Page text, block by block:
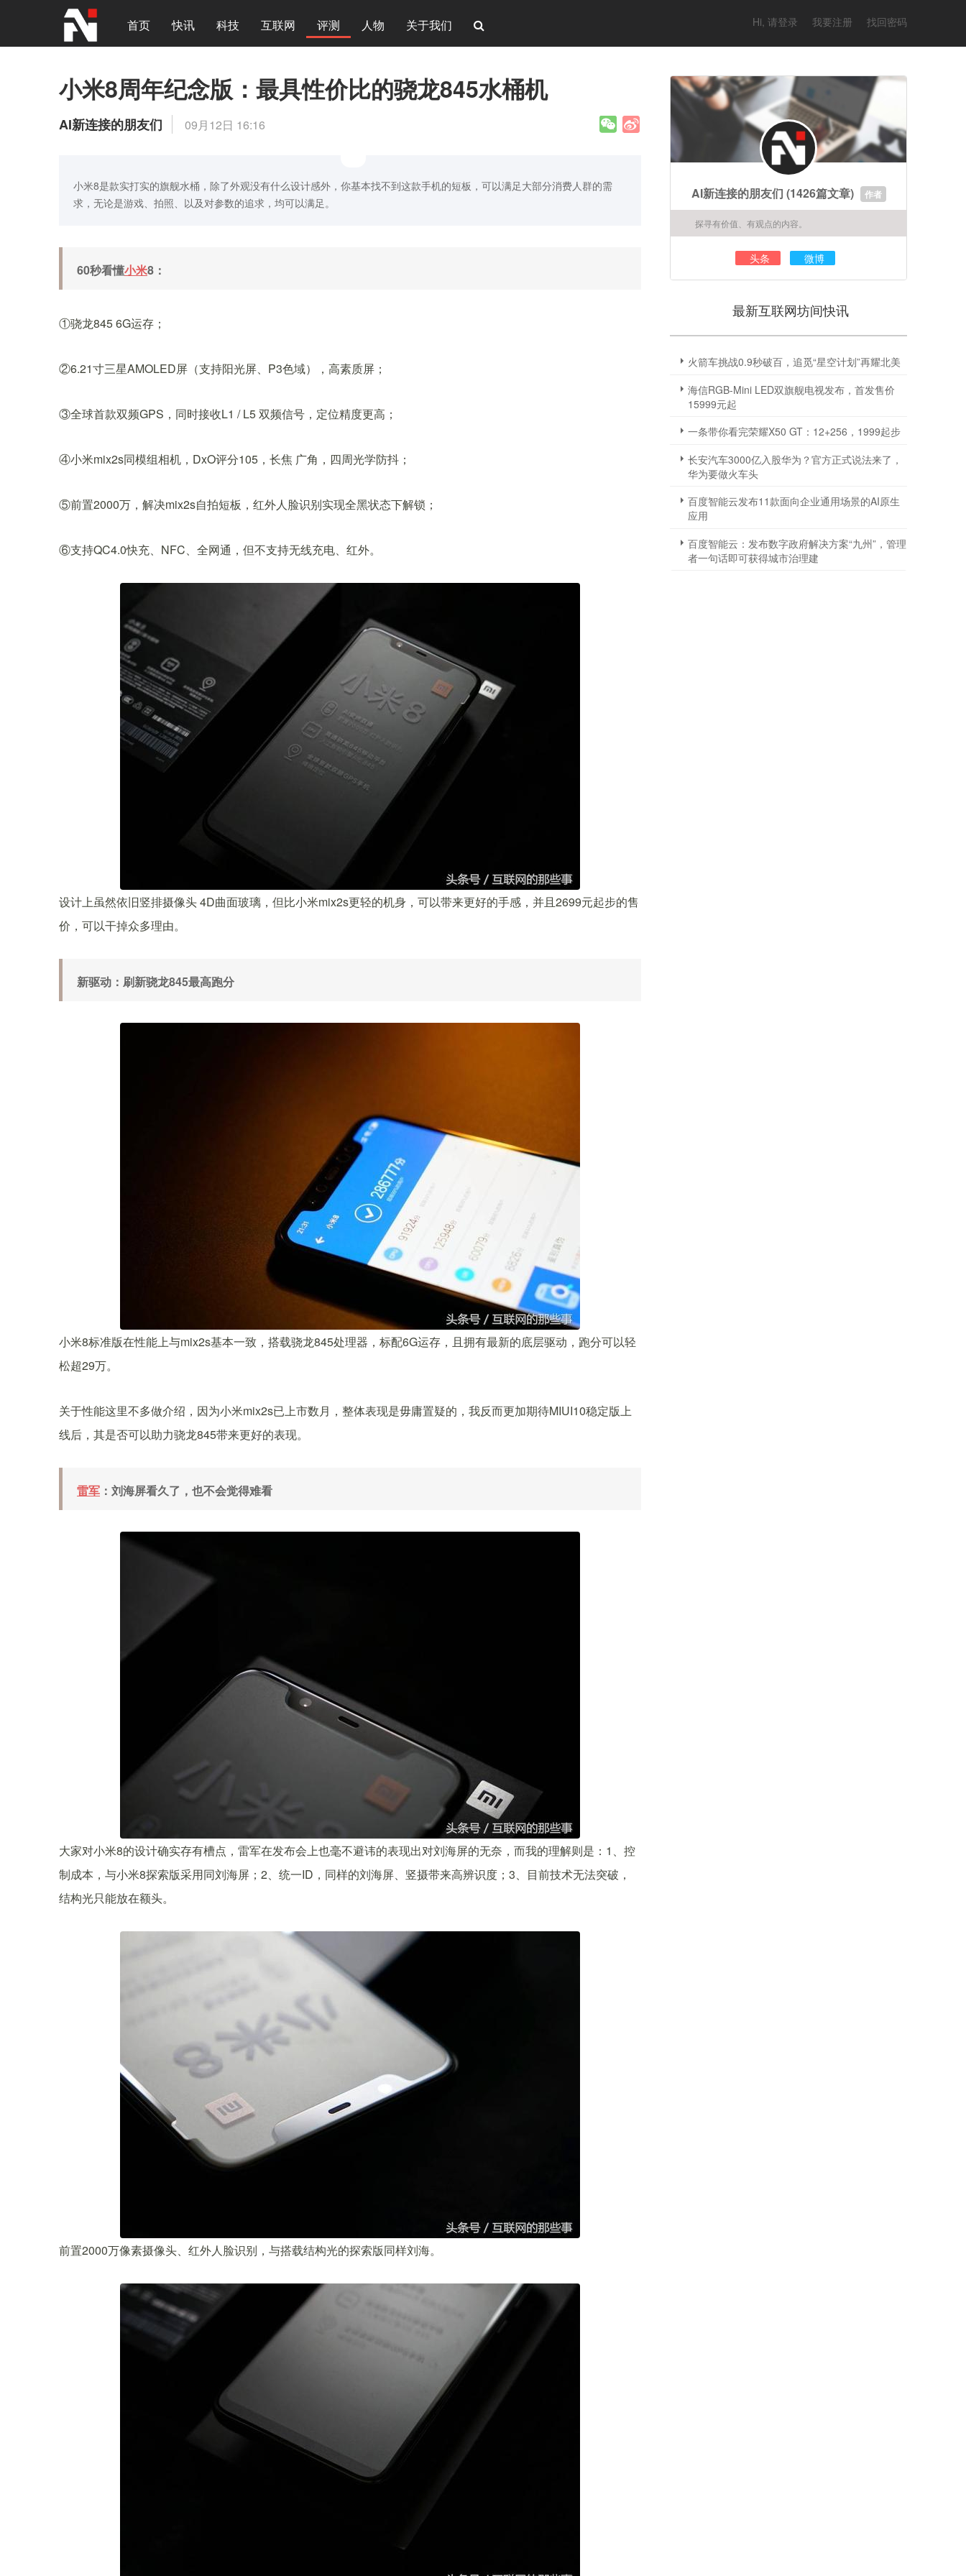
首页 快讯 科技 互联网 评测 人物 关于我们 Hi, 请登录 我要注册 找回密码
小米8周年纪念版：最具性价比的骁龙845水桶机
AI新连接的朋友们 09月12日 16:16
小米8是款实打实的旗舰水桶，除了外观没有什么设计感外，你基本找不到这款手机的短板，可以满足大部分消费人群的需
求，无论是游戏、拍照、以及对参数的追求，均可以满足。
60秒看懂小米8：
①骁龙845 6G运存；
②6.21寸三星AMOLED屏（支持阳光屏、P3色域），高素质屏；
③全球首款双频GPS，同时接收L1 / L5 双频信号，定位精度更高；
④小米mix2s同模组相机，DxO评分105，长焦 广角，四周光学防抖；
⑤前置2000万，解决mix2s自拍短板，红外人脸识别实现全黑状态下解锁；
⑥支持QC4.0快充、NFC、全网通，但不支持无线充电、红外。
设计上虽然依旧竖排摄像头 4D曲面玻璃，但比小米mix2s更轻的机身，可以带来更好的手感，并且2699元起步的售
价，可以干掉众多理由。
新驱动：刷新骁龙845最高跑分
小米8标准版在性能上与mix2s基本一致，搭载骁龙845处理器，标配6G运存，且拥有最新的底层驱动，跑分可以轻
松超29万。
关于性能这里不多做介绍，因为小米mix2s已上市数月，整体表现是毋庸置疑的，我反而更加期待MIUI10稳定版上
线后，其是否可以助力骁龙845带来更好的表现。
雷军 ：刘海屏看久了，也不会觉得难看
大家对小米8的设计确实存有槽点，雷军在发布会上也毫不避讳的表现出对刘海屏的无奈，而我的理解则是：1、控
制成本，与小米8探索版采用同刘海屏；2、统一ID，同样的刘海屏、竖摄带来高辨识度；3、目前技术无法突破，
结构光只能放在额头。
前置2000万像素摄像头、红外人脸识别，与搭载结构光的探索版同样刘海。
AI新连接的朋友们 (1426篇文章) 作者
探寻有价值、有观点的内容。
头条 微博
最新互联网坊间快讯
火箭车挑战0.9秒破百，追觅“星空计划”再耀北美
海信RGB-Mini LED双旗舰电视发布，首发售价
15999元起
一条带你看完荣耀X50 GT：12+256，1999起步
长安汽车3000亿入股华为？官方正式说法来了，
华为要做火车头
百度智能云发布11款面向企业通用场景的AI原生
应用
百度智能云：发布数字政府解决方案“九州”，管理
者一句话即可获得城市治理建